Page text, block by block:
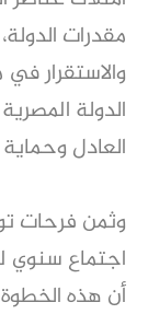
مقدرات
والاستقرار
الدولة
العادل
وثمن فرحات
اجتماع سنوي
أن هذه